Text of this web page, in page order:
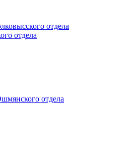
отдела
отдела
отдела